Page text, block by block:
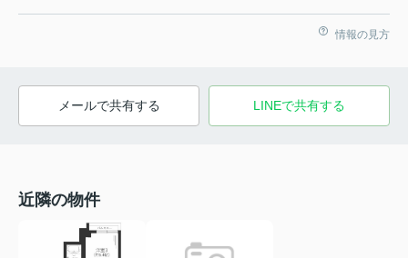
情報の見方
メールで共有する LINEで共有する
近隣の物件